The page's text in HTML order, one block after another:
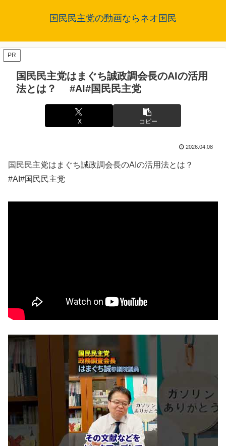
国民民主党の動画ならネオ国民
PR
国民民主党はまぐち誠政調会長のAIの活用
法とは？ #AI#国民民主党
X コピー
2026.04.08
国民民主党はまぐち誠政調会長のAIの活用法とは？
#AI#国民民主党